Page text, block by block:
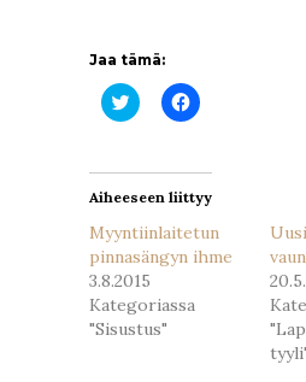
Jaa tämä:
Jaa
Twitterissä(Avautuu
Jaa
Aiheeseen liittyy
Myyntiinlaitetun
pinnasängyn ihme
3.8.2015
Kategoriassa
"Sisustus"